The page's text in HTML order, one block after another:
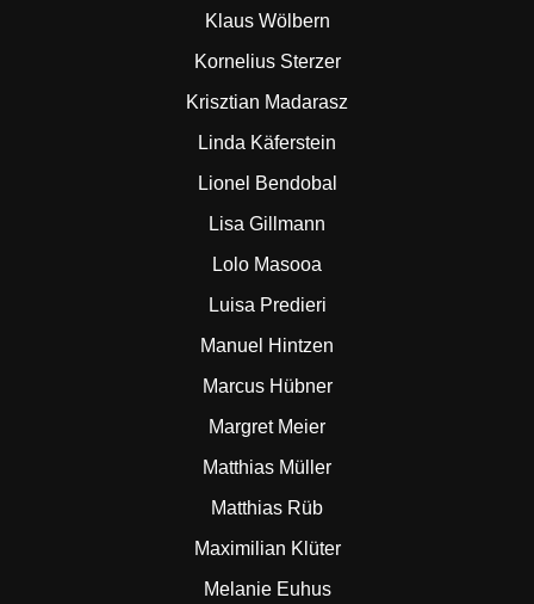
Klaus Wölbern
Kornelius Sterzer
Krisztian Madarasz
Linda Käferstein
Lionel Bendobal
Lisa Gillmann
Lolo Masooa
Luisa Predieri
Manuel Hintzen
Marcus Hübner
Margret Meier
Matthias Müller
Matthias Rüb
Maximilian Klüter
Melanie Euhus